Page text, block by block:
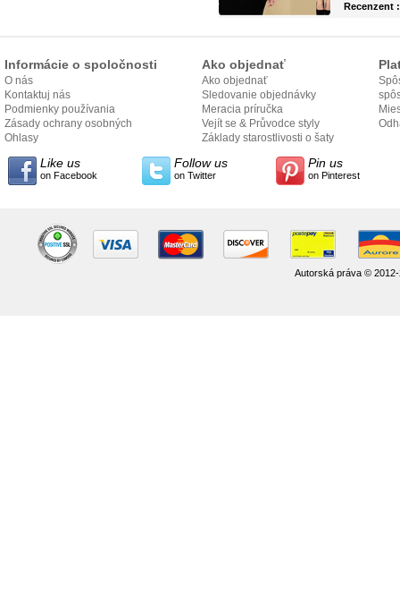
Recenzent
Informácie o spoločnosti
O nás
Kontaktuj nás
Podmienky používania
Zásady ochrany osobných
údajov
Ohlasy
Ako objednať
Ako objednať
Sledovanie objednávky
Meracia príručka
Vejít se & Průvodce styly
Základy starostlivosti o šaty
Like us
on Facebook
Follow us
on Twitter
Pin us
on Pinterest
Autorská práva ©